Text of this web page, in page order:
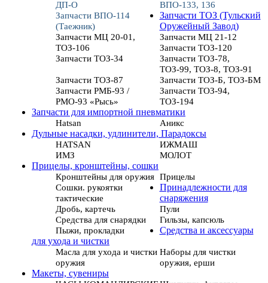
ДП-О
ВПО-133, 136
Запчасти ВПО-114
(Таежник)
Запчасти ТОЗ (Тульский
Оружейный Завод)
Запчасти МЦ 20-01,
ТОЗ-106
Запчасти МЦ 21-12
Запчасти ТОЗ-120
Запчасти ТОЗ-34
Запчасти ТОЗ-78,
ТОЗ-99, ТОЗ-8, ТОЗ-91
Запчасти ТОЗ-87
Запчасти ТОЗ-Б, ТОЗ-БМ
Запчасти РМБ-93 /
РМО-93 «Рысь»
Запчасти ТОЗ-94,
ТОЗ-194
Запчасти для импортной пневматики
Hatsan
Аникс
Дульные насадки, удлинители, Парадоксы
HATSAN
ИЖМАШ
ИМЗ
МОЛОТ
Прицелы, кронштейны, сошки
Кронштейны для оружия Прицелы
Сошки. рукоятки
тактические
Принадлежности для
снаряжения
Дробь, картечь
Пули
Средства для снарядки
Гильзы, капсюль
Пыжи, прокладки
Средства и аксессуары
для ухода и чистки
Масла для ухода и чистки
оружия
Наборы для чистки
оружия, ерши
Макеты, сувениры